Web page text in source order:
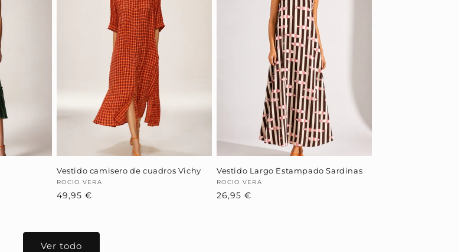
Vestido camisero de cuadros Vichy
Proveedor:
ROCIO VERA
Precio
49,95 €
Vestido Largo Estampado Sardinas
Proveedor:
ROCIO VERA
Precio
26,95 €
Ver todo